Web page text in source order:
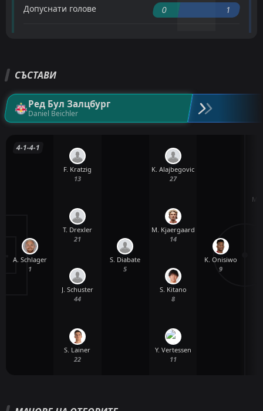
Допуснати голове 0 1
СЪСТАВИ
Ред Бул Залцбург
Daniel Beichler
4-1-4-1
A. Schlager
1
S. Lainer
22
J. Schuster
44
T. Drexler
21
F. Kratzig
13
S. Diabate
5
Y. Vertessen
11
S. Kitano
8
M. Kjaergaard
14
K. Alajbegovic
27
K. Onisiwo
9
M.